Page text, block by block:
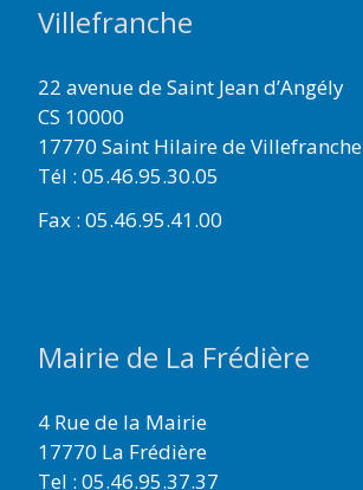
Villefranche
22 avenue de Saint Jean d’Angély
CS 10000
17770 Saint Hilaire de Villefranche
Tél : 05.46.95.30.05
Fax : 05.46.95.41.00
Mairie de La Frédière
4 Rue de la Mairie
17770 La Frédière
Tel : 05.46.95.37.37